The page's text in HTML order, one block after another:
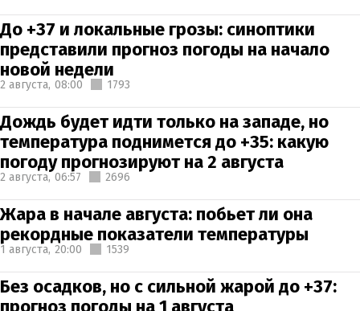
До +37 и локальные грозы: синоптики
представили прогноз погоды на начало
новой недели
2 августа, 08:00 1793
Дождь будет идти только на западе, но
температура поднимется до +35: какую
погоду прогнозируют на 2 августа
2 августа, 06:57 2696
Жара в начале августа: побьет ли она
рекордные показатели температуры
1 августа, 20:00 1539
Без осадков, но с сильной жарой до +37:
прогноз погоды на 1 августа